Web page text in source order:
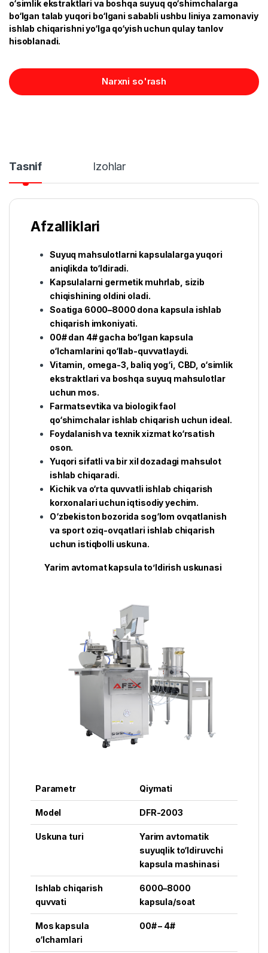
o‘simlik ekstraktlari va boshqa suyuq qo‘shimchalarga
bo‘lgan talab yuqori bo‘lgani sababli ushbu liniya zamonaviy
ishlab chiqarishni yo‘lga qo‘yish uchun qulay tanlov
hisoblanadi.
Narxni so'rash
Tasnif Izohlar
Afzalliklari
Suyuq mahsulotlarni kapsulalarga yuqori
aniqlikda to‘ldiradi.
Kapsulalarni germetik muhrlab, sizib
chiqishining oldini oladi.
Soatiga 6000–8000 dona kapsula ishlab
chiqarish imkoniyati.
00# dan 4# gacha bo‘lgan kapsula
o‘lchamlarini qo‘llab-quvvatlaydi.
Vitamin, omega-3, baliq yog‘i, CBD, o‘simlik
ekstraktlari va boshqa suyuq mahsulotlar
uchun mos.
Farmatsevtika va biologik faol
qo‘shimchalar ishlab chiqarish uchun ideal.
Foydalanish va texnik xizmat ko‘rsatish
oson.
Yuqori sifatli va bir xil dozadagi mahsulot
ishlab chiqaradi.
Kichik va o‘rta quvvatli ishlab chiqarish
korxonalari uchun iqtisodiy yechim.
O‘zbekiston bozorida sog‘lom ovqatlanish
va sport oziq-ovqatlari ishlab chiqarish
uchun istiqbolli uskuna.
Yarim avtomat kapsula to’ldirish uskunasi
Parametr Qiymati
Model DFR-2003
Uskuna turi
Yarim avtomatik
suyuqlik to‘ldiruvchi
kapsula mashinasi
Ishlab chiqarish
quvvati
6000–8000
kapsula/soat
Mos kapsula
o‘lchamlari
00# – 4#